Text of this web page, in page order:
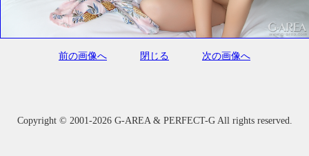
前の画像へ 閉じる 次の画像へ
Copyright © 2001-2026 G-AREA & PERFECT-G All rights reserved.